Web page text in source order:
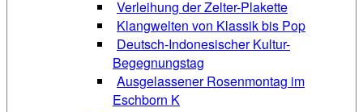
Verleihung der Zelter-Plakette
Klangwelten von Klassik bis Pop
Deutsch-Indonesischer Kultur-
Begegnungstag
Ausgelassener Rosenmontag im
Eschborn K